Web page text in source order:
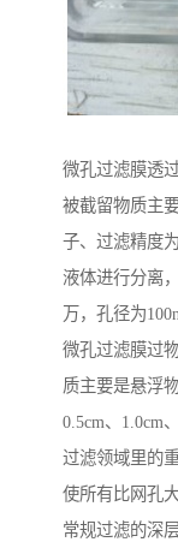
微孔过滤膜透过
被截留物质主
子、过滤精度
液体进行分离
万，孔径为
微孔过滤膜过
质主要是悬浮
0.5cm、1.0cm
过滤领域里的
使所有比网孔
常规过滤的深